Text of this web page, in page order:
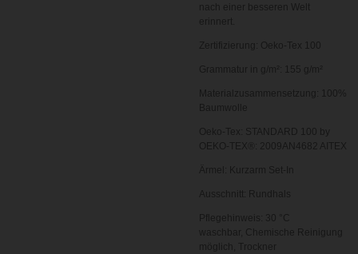
nach einer besseren Welt
erinnert.
Zertifizierung: Oeko-Tex 100
Grammatur in g/m²: 155 g/m²
Materialzusammensetzung:
100%
Baumwolle
Oeko-Tex:
STANDARD 100 by
OEKO-TEX®: 2009AN4682 AITEX
Ärmel: Kurzarm Set-In
Ausschnitt: Rundhals
Pflegehinweis:
30 °C
waschbar,
Chemische Reinigung
möglich,
Trockner